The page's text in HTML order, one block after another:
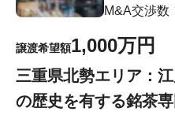
成約事例
M&A交渉数
譲渡希望額1,000万円
三重県北勢エリア：
の歴史を有する銘茶